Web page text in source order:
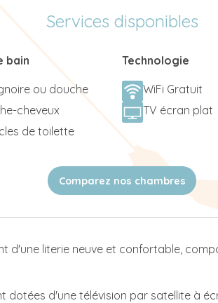
Services disponibles
bain
ou douche
cheveux
de toilette
Technologie
WiFi Gratuit
TV écran plat
Comparez nos chambres
d'une literie neuve et confortable,
dotées d'une télévision par satellite à